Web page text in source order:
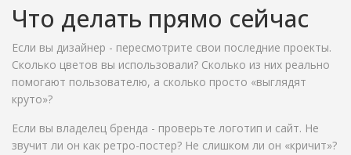
Что делать прямо сейчас
Если вы дизайнер - пересмотрите свои последние проекты.
Сколько цветов вы использовали? Сколько из них реально
помогают пользователю, а сколько просто «выглядят
круто»?
Если вы владелец бренда - проверьте логотип и сайт. Не
звучит ли он как ретро-постер? Не слишком ли он «кричит»?